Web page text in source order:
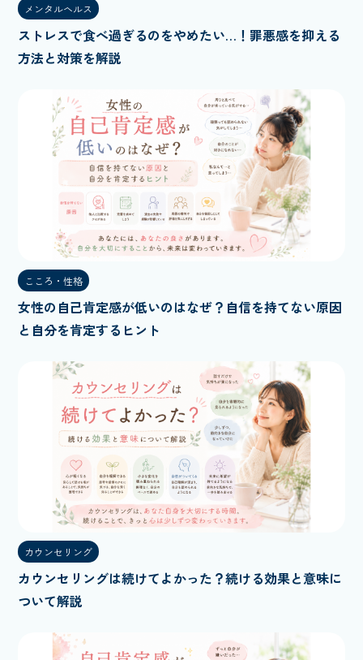
メンタルヘルス
ストレスで食べ過ぎるのをやめたい…！罪悪感を抑える
方法と対策を解説
こころ・性格
女性の自己肯定感が低いのはなぜ？自信を持てない原因
と自分を肯定するヒント
カウンセリング
カウンセリングは続けてよかった？続ける効果と意味に
ついて解説